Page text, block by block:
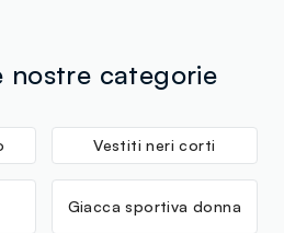
nostre categorie
Vestiti neri corti
Giacca sportiva donna